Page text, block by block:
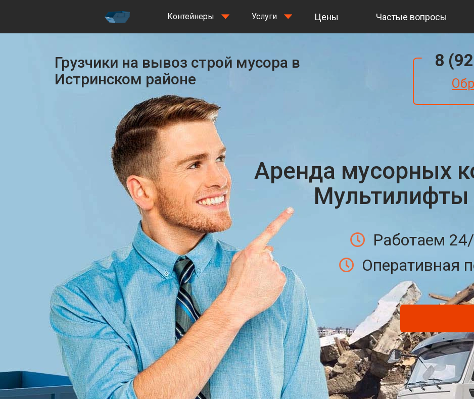
Контейнеры Услуги Цены Частые вопросы
Грузчики на вывоз строй мусора в
Истринском районе
8
Аренда мусорных
Мультилифты
Работаем
Оперативная